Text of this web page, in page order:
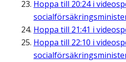
Hoppa till 20:24i
Hoppa till 21:41 i
Hoppa till 22:10 i